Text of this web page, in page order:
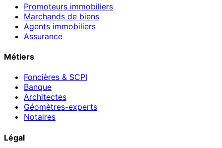
Promoteurs immobiliers
Marchands de biens
Agents immobiliers
Assurance
Métiers
Foncières & SCPI
Banque
Architectes
Géomètres-experts
Notaires
Légal